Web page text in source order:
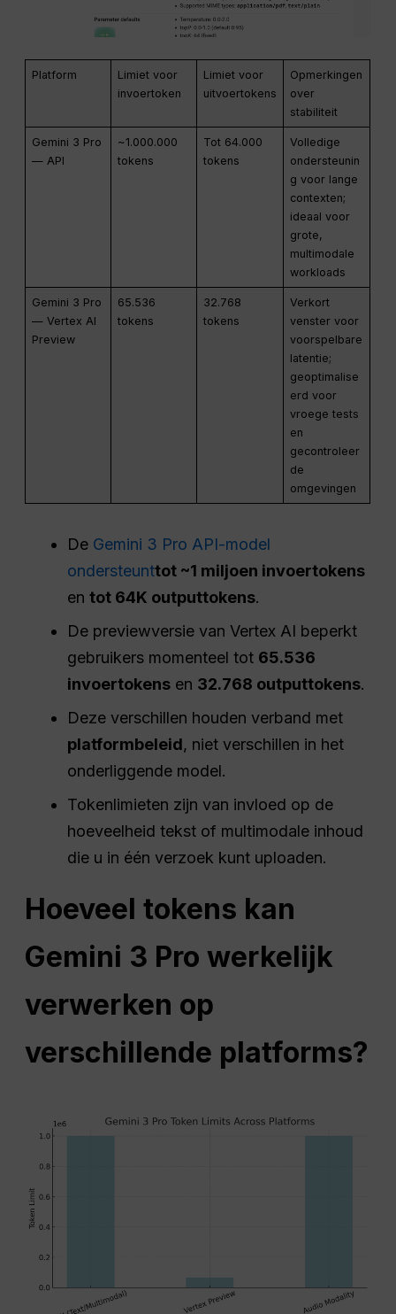
Platform
Limiet voor
invoertoken
Limiet voor
uitvoertokens
Opmerkingen
over
stabiliteit
Gemini 3 Pro
— API
~1.000.000
tokens
Tot 64.000
tokens
Volledige
ondersteunin
g voor lange
contexten;
ideaal voor
grote,
multimodale
workloads
Gemini 3 Pro
— Vertex AI
Preview
65.536
tokens
32.768
tokens
Verkort
venster voor
voorspelbare
latentie;
geoptimalise
erd voor
vroege tests
en
gecontroleer
de
omgevingen
De Gemini 3 Pro API-model
ondersteunttot ~1 miljoen invoertokens
entot 64K outputtokens.
De previewversie van Vertex AI beperkt
gebruikers momenteel tot 65.536
invoertokens en 32.768 outputtokens.
Deze verschillen houden verband met
platformbeleid, niet verschillen in het
onderliggende model.
Tokenlimieten zijn van invloed op de
hoeveelheid tekst of multimodale inhoud
die u in één verzoek kunt uploaden.
Hoeveel tokens kan
Gemini 3 Pro werkelijk
verwerken op
verschillende platforms?